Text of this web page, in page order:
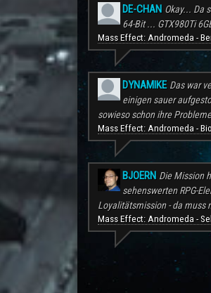
DE-CHAN Okay... Da
64-Bit ... GTX980Ti
Mass Effect: Andromeda -
DYNAMIKE Das war
einigen sauer
sowieso schon ihre
Mass Effect: Andromeda -
BJOERN Die Mission
sehenswerten RPG-
Loyalitätsmission - da muss
Mass Effect: Andromeda -